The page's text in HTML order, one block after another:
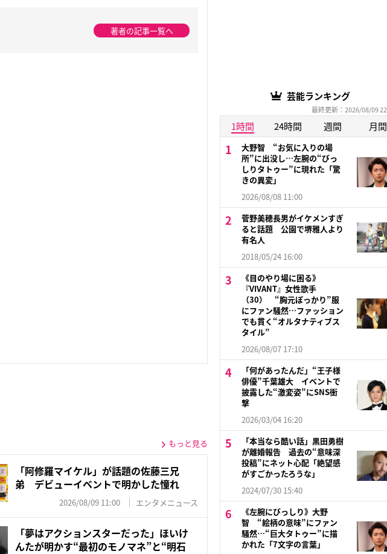
著者の記事一覧へ
もっと見る
「阿修羅マイケル」が話題の佐藤三兄
弟 デビューイベントで明かした憧れ
2026/08/09 11:00 エンタメニュース
「夢はアクションスターだった」ほいけ
んたが明かす“最初のモノマネ”と“明石
芸能ランキング
最終更新：2026/08/09
1時間 24時間 週間 月間
大野智 “お気に入りの場
所”に出没し…左腕の“びっ
しりタトゥー”に現れた「驚
きの異変」
2026/08/08 11:00
菅野美穂長男がイケメンすぎ
ると話題 公園で堺雅人より
有名人
2018/05/24 16:00
《目のやり場に困る》
『VIVANT』女性歌手
（30） “胸元ぽっかり”服
にファン騒然…ファッション
でも貫く“オルタナティブス
タイル”
2026/08/07 17:10
「何があったんだ」“王子様
俳優”千葉雄大 イベントで
披露した“激変姿”にSNS衝
撃
2026/03/04 16:20
「本当なら酷い話」黒田勇樹
が離婚報告 過去の“意味深
投稿”にネット心配「絶望感
がすごかったろうな」
2024/07/30 15:40
《左腕にびっしり》大野
智 “絵柄の意味”にファン
騒然…“巨大タトゥー”に描
かれた「7文字の言葉」